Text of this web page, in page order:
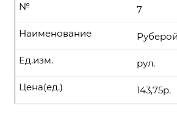
7
№
Наименование
рул.
Ед.изм.
143,75р.
Цена(ед.)